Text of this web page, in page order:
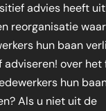
advies heeft
reorganisatie
hun baan
adviseren! over
hun
Als u niet uit de